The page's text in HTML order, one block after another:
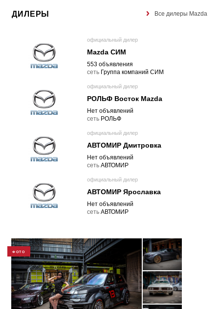
ДИЛЕРЫ Все дилеры Mazda
официальный дилер
Mazda СИМ
553 объявления
cеть Группа компаний СИМ
официальный дилер
РОЛЬФ Восток Mazda
Нет объявлений
cеть РОЛЬФ
официальный дилер
АВТОМИР Дмитровка
Нет объявлений
cеть АВТОМИР
официальный дилер
АВТОМИР Ярославка
Нет объявлений
cеть АВТОМИР
ФОТО